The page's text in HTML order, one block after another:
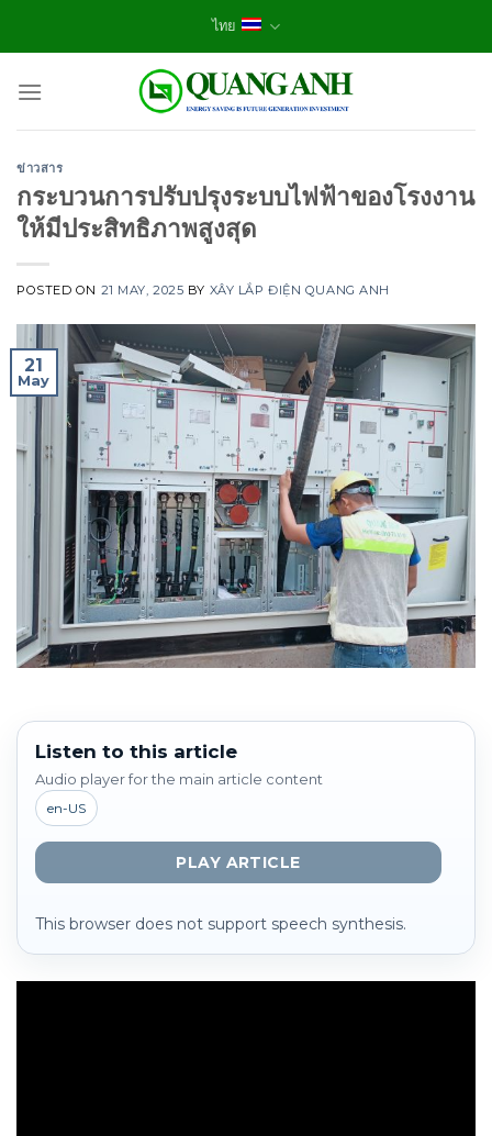
ไทย
ข่าวสาร
กระบวนการปรับปรุงระบบไฟฟ้าของโรงงาน
ให้มีประสิทธิภาพสูงสุด
POSTED ON 21 MAY, 2025 BY XÂY LẮP ĐIỆN QUANG ANH
21
May
Listen to this article
Audio player for the main article content
en-US
PLAY ARTICLE
This browser does not support speech synthesis.